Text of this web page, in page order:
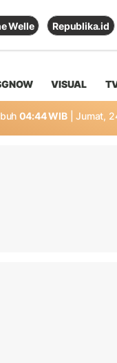
Welle Republika.id
VISUAL
04:44 WIB | Jumat,